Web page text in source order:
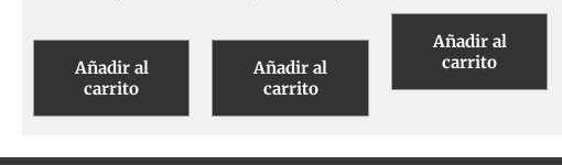
Añadir al
carrito
Añadir al
carrito
Añadir al
carrito